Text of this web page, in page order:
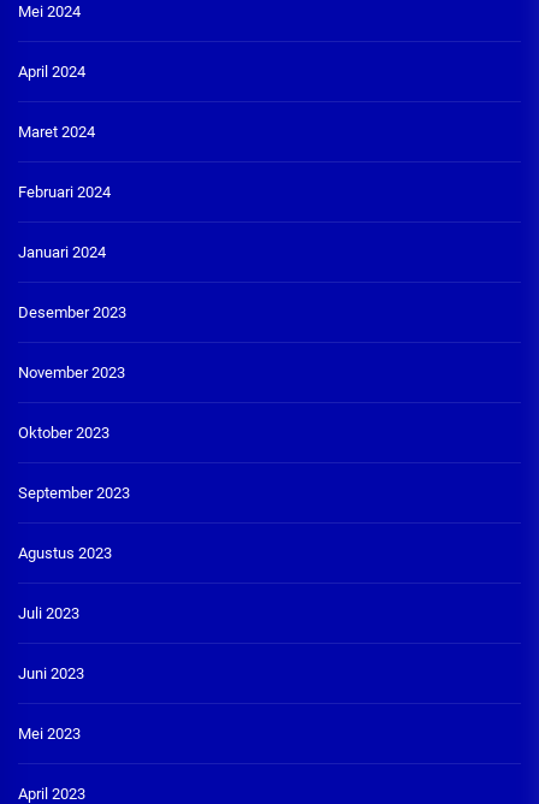
Mei 2024
April 2024
Maret 2024
Februari 2024
Januari 2024
Desember 2023
November 2023
Oktober 2023
September 2023
Agustus 2023
Juli 2023
Juni 2023
Mei 2023
April 2023